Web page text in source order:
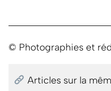
© Photographies et
Articles sur la